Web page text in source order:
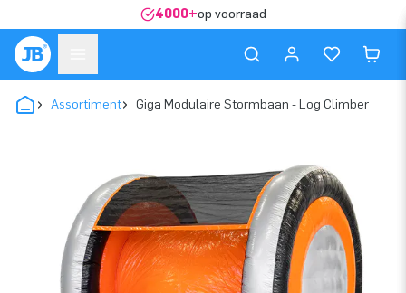
4000+op voorraad
Assortiment Giga Modulaire Stormbaan - Log Climber